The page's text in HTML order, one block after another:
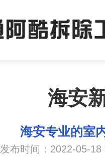
海安
海安专业的室
发布时间：2022-05-